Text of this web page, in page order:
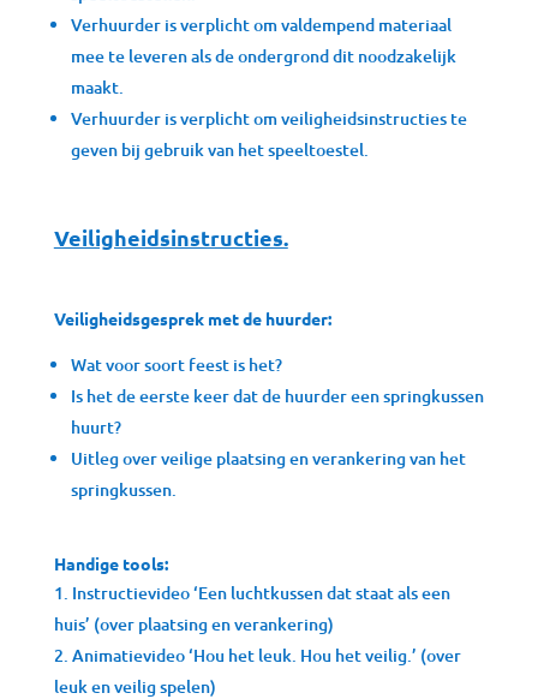
Verhuurder is verplicht om valdempend materiaal
mee te leveren als de ondergrond dit noodzakelijk
maakt.
Verhuurder is verplicht om veiligheidsinstructies te
geven bij gebruik van het speeltoestel.
Veiligheidsinstructies.
Veiligheidsgesprek met de huurder:
Wat voor soort feest is het?
Is het de eerste keer dat de huurder een springkussen
huurt?
Uitleg over veilige plaatsing en verankering van het
springkussen.
Handige tools:
Instructievideo ‘Een luchtkussen dat staat als een
huis’ (over plaatsing en verankering)
Animatievideo ‘Hou het leuk. Hou het veilig.’ (over
leuk en veilig spelen)